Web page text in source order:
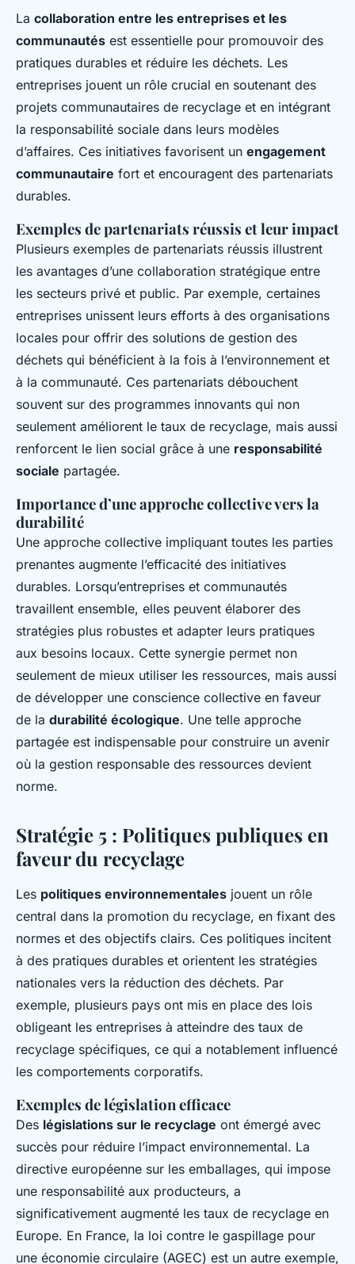
La collaboration entre les entreprises et les
communautés est essentielle pour promouvoir des
pratiques durables et réduire les déchets. Les
entreprises jouent un rôle crucial en soutenant des
projets communautaires de recyclage et en intégrant
la responsabilité sociale dans leurs modèles
d’affaires. Ces initiatives favorisent un engagement
communautaire fort et encouragent des partenariats
durables.
Exemples de partenariats réussis et leur impact
Plusieurs exemples de partenariats réussis illustrent
les avantages d’une collaboration stratégique entre
les secteurs privé et public. Par exemple, certaines
entreprises unissent leurs efforts à des organisations
locales pour offrir des solutions de gestion des
déchets qui bénéficient à la fois à l’environnement et
à la communauté. Ces partenariats débouchent
souvent sur des programmes innovants qui non
seulement améliorent le taux de recyclage, mais aussi
renforcent le lien social grâce à une responsabilité
sociale partagée.
Importance d’une approche collective vers la
durabilité
Une approche collective impliquant toutes les parties
prenantes augmente l’efficacité des initiatives
durables. Lorsqu’entreprises et communautés
travaillent ensemble, elles peuvent élaborer des
stratégies plus robustes et adapter leurs pratiques
aux besoins locaux. Cette synergie permet non
seulement de mieux utiliser les ressources, mais aussi
de développer une conscience collective en faveur
de la durabilité écologique. Une telle approche
partagée est indispensable pour construire un avenir
où la gestion responsable des ressources devient
norme.
Stratégie 5 : Politiques publiques en
faveur du recyclage
Les politiques environnementales jouent un rôle
central dans la promotion du recyclage, en fixant des
normes et des objectifs clairs. Ces politiques incitent
à des pratiques durables et orientent les stratégies
nationales vers la réduction des déchets. Par
exemple, plusieurs pays ont mis en place des lois
obligeant les entreprises à atteindre des taux de
recyclage spécifiques, ce qui a notablement influencé
les comportements corporatifs.
Exemples de législation efficace
Des législations sur le recyclage ont émergé avec
succès pour réduire l’impact environnemental. La
directive européenne sur les emballages, qui impose
une responsabilité aux producteurs, a
significativement augmenté les taux de recyclage en
Europe. En France, la loi contre le gaspillage pour
une économie circulaire (AGEC) est un autre exemple,